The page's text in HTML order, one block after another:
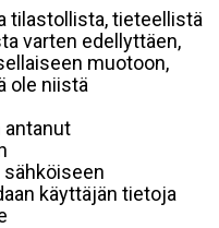
tilastollista, tieteellistä
varten edellyttäen,
muotoon,
ole niistä
antanut
käyttäjän tietoja